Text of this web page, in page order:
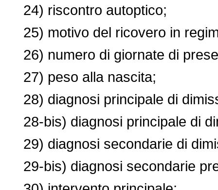
24) riscontro autoptico;
25) motivo del ricovero in
26) numero di giornate di
27) peso alla nascita;
28) diagnosi principale di
28-bis) diagnosi principale di
29) diagnosi secondarie di
29-bis) diagnosi secondarie